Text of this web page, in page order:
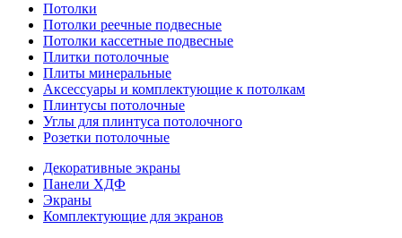
Потолки
Потолки реечные подвесные
Потолки кассетные подвесные
Плитки потолочные
Плиты минеральные
Аксессуары и комплектующие к потолкам
Плинтусы потолочные
Углы для плинтуса потолочного
Розетки потолочные
Декоративные экраны
Панели ХДФ
Экраны
Комплектующие для экранов